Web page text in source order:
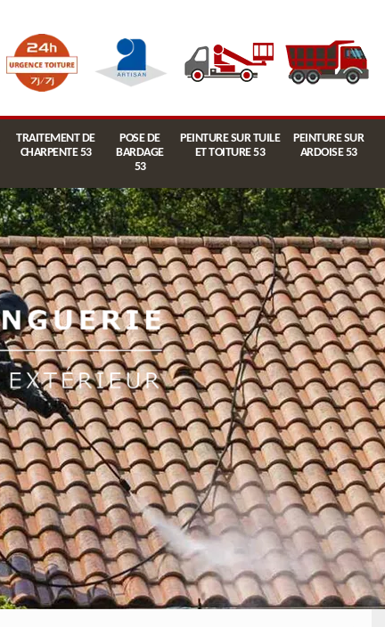
TRAITEMENT DE
CHARPENTE 53
POSE DE
BARDAGE
53
PEINTURE SUR TUILE
ET TOITURE 53
PEINTURE SUR
ARDOISE 53